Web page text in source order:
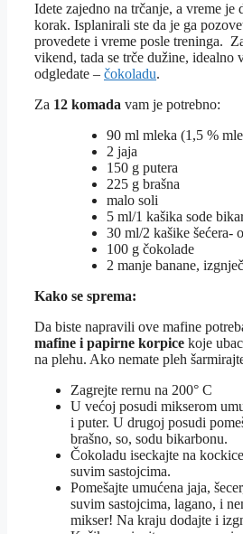
Idete zajedno na trčanje, a vreme je
korak. Isplanirali ste da je ga
provedete i vreme posle treninga.
vikend, tada se trče dužine, idealno
odgledate – čokoladu.
Za 12 komada vam je potrebno:
90 ml mleka (1,5 %
2 jaja
150 g putera
225 g brašna
malo soli
5 ml/1 kašika sode
30 ml/2 kašike šećera-
100 g čokolade
2 manje banane,
Kako se sprema:
Da biste napravili ove mafine
mafine i papirne korpice koje
na plehu. Ako nemate pleh
Zagrejte rernu na 200° C
U većoj posudi mikserom
i puter. U drugoj posudi
brašno, so, sodu bikarbonu.
Čokoladu iseckajte na
suvim sastojcima.
Pomešajte umućena jaja,
suvim sastojcima, lagano, i
mikser! Na kraju dodajte i